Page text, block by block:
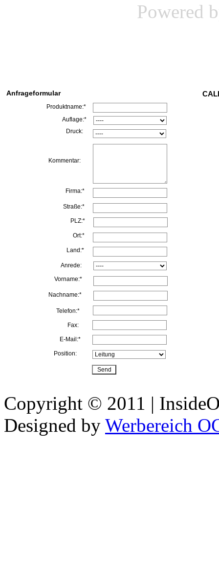
Powered
Auflage:*
Druck:
Kommentar:
Firma:*
Straße:*
PLZ:*
Ort:*
Land:*
Vorname:*
Anrede:
Telefon:*
E-Mail:*
Fax:
Position:
Nachname:*
Produktname:*
Anfrageformular
Copyright © 2011 |
Designed by Werbereich